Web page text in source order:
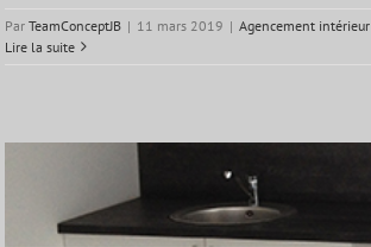
ParTeamConceptJB | 11 mars 2019 | Agencement intérieur
Lire la suite